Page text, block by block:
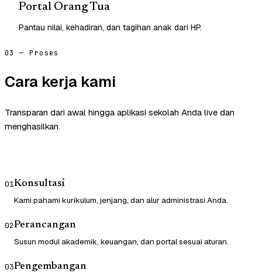
Portal Orang Tua
Pantau nilai, kehadiran, dan tagihan anak dari HP.
03 — Proses
Cara kerja kami
Transparan dari awal hingga aplikasi sekolah Anda live dan
menghasilkan.
01Konsultasi
Kami pahami kurikulum, jenjang, dan alur administrasi Anda.
02Perancangan
Susun modul akademik, keuangan, dan portal sesuai aturan.
03Pengembangan